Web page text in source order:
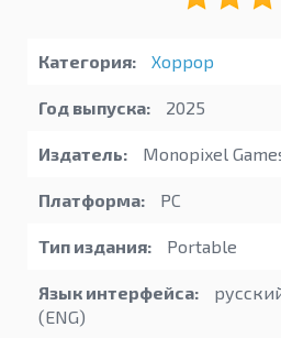
Категория: Хоррор
Год выпуска: 2025
Издатель: Monopixel
Платформа: PC
Тип издания: Portable
Язык интерфейса:
(ENG)